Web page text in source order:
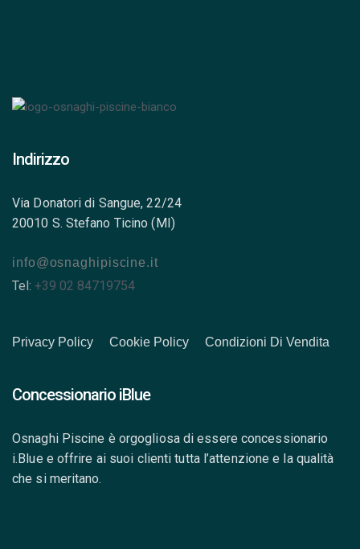
Indirizzo
Via Donatori di Sangue, 22/24
20010 S. Stefano Ticino (MI)
info@osnaghipiscine.it
Tel: +39 02 84719754
Privacy Policy Cookie Policy Condizioni Di Vendita
Concessionario iBlue
Osnaghi Piscine è orgogliosa di essere concessionario
i.Blue e offrire ai suoi clienti tutta l’attenzione e la qualità
che si meritano.